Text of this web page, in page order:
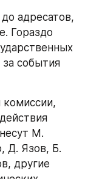
адресатов,
Гораздо
события
комиссии,
М.
Д. Язов, Б.
другие